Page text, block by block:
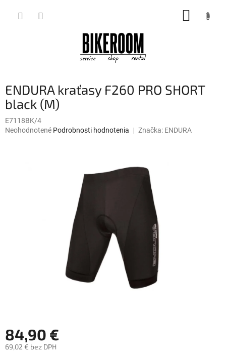
ENDURA kraťasy F260 PRO SHORT
black (M)
E7118BK/4
Priemerné
Neohodnotené Podrobnosti hodnotenia Značka: ENDURA
84,90 €
69,02 € bez DPH